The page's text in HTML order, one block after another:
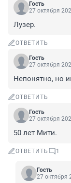
Гость
27 октября
Лузер.
ОТВЕТИТЬ
Гость
27 октября
Непонятно, но
ОТВЕТИТЬ
Гость
27 октября
50 лет Мити.
ОТВЕТИТЬ 1
Гость
27 октября